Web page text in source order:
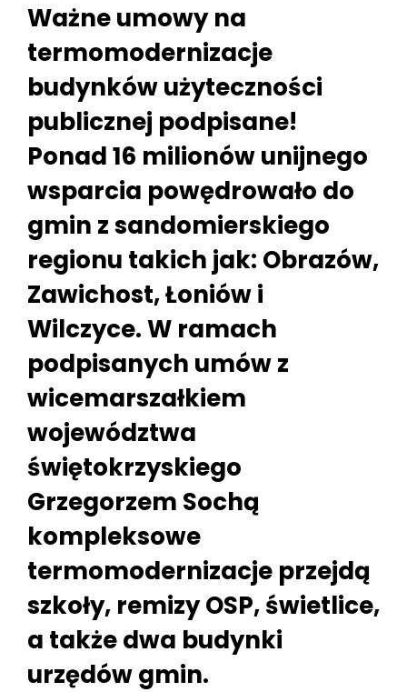
Ważne umowy na
termomodernizacje
budynków użyteczności
publicznej podpisane!
Ponad 16 milionów unijnego
wsparcia powędrowało do
gmin z sandomierskiego
regionu takich jak: Obrazów,
Zawichost, Łoniów i
Wilczyce. W ramach
podpisanych umów z
wicemarszałkiem
województwa
świętokrzyskiego
Grzegorzem Sochą
kompleksowe
termomodernizacje przejdą
szkoły, remizy OSP, świetlice,
a także dwa budynki
urzędów gmin.